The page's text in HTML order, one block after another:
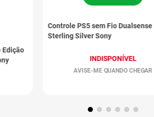
Edição
Controle PS5 sem Fio Dualsense
Sterling Silver Sony
INDISPONÍVEL
AVISE-ME QUANDO CHEGAR